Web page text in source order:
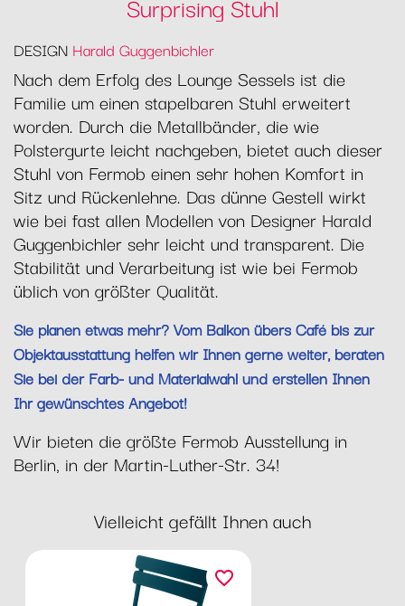
DESIGN Harald Guggenbichler
Nach dem Erfolg des Lounge Sessels ist die
Familie um einen stapelbaren Stuhl erweitert
worden. Durch die Metallbänder, die wie
Polstergurte leicht nachgeben, bietet auch dieser
Stuhl von Fermob einen sehr hohen Komfort in
Sitz und Rückenlehne. Das dünne Gestell wirkt
wie bei fast allen Modellen von Designer Harald
Guggenbichler sehr leicht und transparent. Die
Stabilität und Verarbeitung ist wie bei Fermob
üblich von größter Qualität.
Sie planen etwas mehr? Vom Balkon übers Café bis zur
Objektausstattung helfen wir Ihnen gerne weiter, beraten
Sie bei der Farb- und Materialwahl und erstellen Ihnen
Ihr gewünschtes Angebot!
Wir bieten die größte Fermob Ausstellung in
Berlin, in der Martin-Luther-Str. 34!
Vielleicht gefällt Ihnen auch
favorite_border